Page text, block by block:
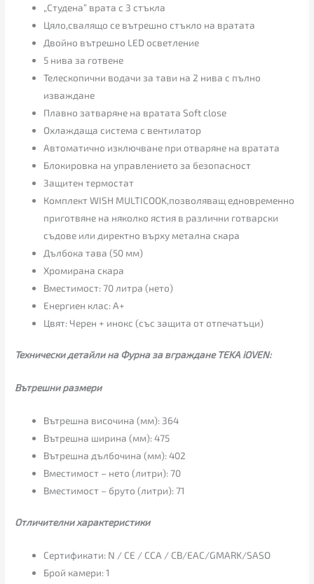
„Студена” врата с 3 стъкла
Цяло,свалящо се вътрешно стъкло на вратата
Двойно вътрешно LED осветление
5 нива за готвене
Телескопични водачи за тави на 2 нива с пълно
изваждане
Плавно затваряне на вратата Soft close
Охлаждаща система с вентилатор
Автоматично изключване при отваряне на вратата
Блокировка на управлението за безопасност
Защитен термостат
Комплект WISH MULTICOOK,позволяващ едновременно
приготвяне на няколко ястия в различни готварски
съдове или директно върху метална скара
Дълбока тава (50 мм)
Хромирана скара
Вместимост: 70 литра (нето)
Енергиен клас: А+
Цвят: Черен + инокс (със защита от отпечатъци)
Технически детайли на Фурна за вграждане TEKA iOVEN:
Вътрешни размери
Вътрешна височина (мм): 364
Вътрешна ширина (мм): 475
Вътрешна дълбочина (мм): 402
Вместимост – нето (литри): 70
Вместимост – бруто (литри): 71
Отличителни характеристики
Сертификати: N / CE / CCA / CB/EAC/GMARK/SASO
Брой камери: 1